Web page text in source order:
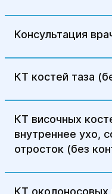
Консультация
КТ костей таза
КТ височных
внутреннее ухо,
отросток (без
КТ околоносовых